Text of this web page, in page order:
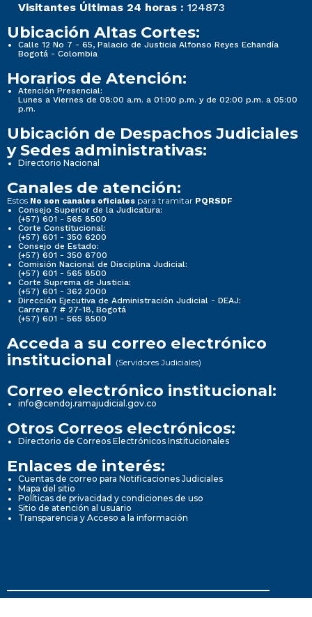
Visitantes Últimas 24 horas : 124873
Ubicación Altas Cortes:
Calle 12 No 7 - 65, Palacio de Justicia Alfonso Reyes Echandía
Bogotá - Colombia
Horarios de Atención:
Atención Presencial:
Lunes a Viernes de 08:00 a.m. a 01:00 p.m. y de 02:00 p.m. a 05:00
p.m.
Ubicación de Despachos Judiciales
y Sedes administrativas:
Directorio Nacional
Canales de atención:
Estos No son canales oficiales para tramitar PQRSDF
Consejo Superior de la Judicatura:
(+57) 601 - 565 8500
Corte Constitucional:
(+57) 601 - 350 6200
Consejo de Estado:
(+57) 601 - 350 6700
Comisión Nacional de Disciplina Judicial:
(+57) 601 - 565 8500
Corte Suprema de Justicia:
(+57) 601 - 362 2000
Dirección Ejecutiva de Administración Judicial - DEAJ:
Carrera 7 # 27-18, Bogotá
(+57) 601 - 565 8500
Acceda a su correo electrónico
institucional (Servidores Judiciales)
Correo electrónico institucional:
info@cendoj.ramajudicial.gov.co
Otros Correos electrónicos:
Directorio de Correos Electrónicos Institucionales
Enlaces de interés:
Cuentas de correo para Notificaciones Judiciales
Mapa del sitio
Políticas de privacidad y condiciones de uso
Sitio de atención al usuario
Transparencia y Acceso a la información